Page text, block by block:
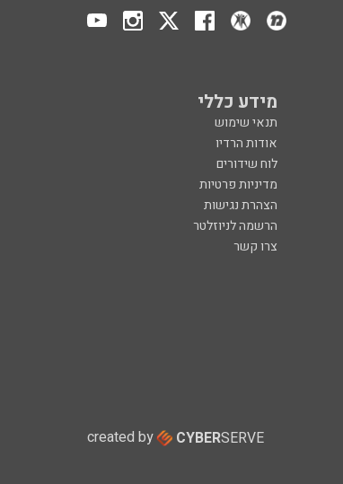
מידע כללי
תנאי שימוש
אודות הרדיו
לוח שידורים
מדיניות פרטיות
הצהרת נגישות
הרשמה לניוזלטר
צרו קשר
created by CYBERSERVE